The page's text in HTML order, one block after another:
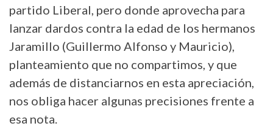
partido Liberal, pero donde aprovecha para
lanzar dardos contra la edad de los hermanos
Jaramillo (Guillermo Alfonso y Mauricio),
planteamiento que no compartimos, y que
además de distanciarnos en esta apreciación,
nos obliga hacer algunas precisiones frente a
esa nota.